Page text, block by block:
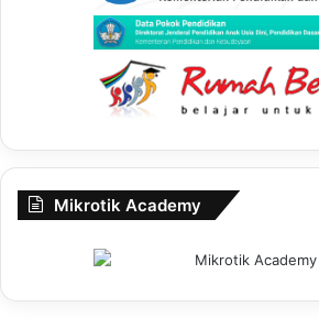
Mikrotik Academy